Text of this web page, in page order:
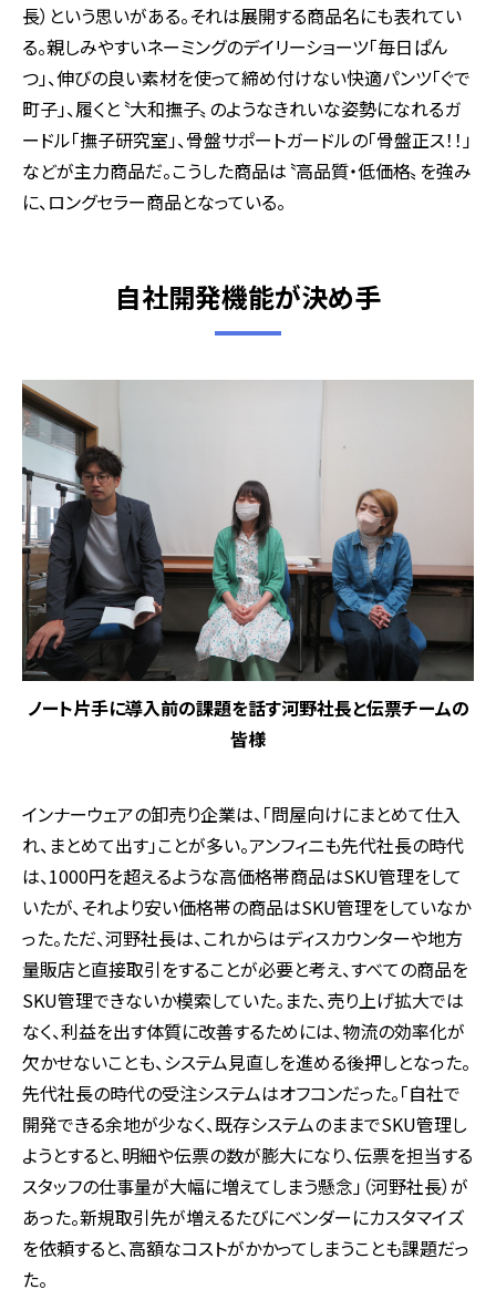
長）という思いがある。それは展開する商品名にも表れてい
る。親しみやすいネーミングのデイリーショーツ「毎日ぱん
つ」、伸びの良い素材を使って締め付けない快適パンツ「ぐで
町子」、履くと〝大和撫子〟のようなきれいな姿勢になれるガ
ードル「撫子研究室」、骨盤サポートガードルの「骨盤正ス！！」
などが主力商品だ。こうした商品は〝高品質・低価格〟を強み
に、ロングセラー商品となっている。
自社開発機能が決め手
ノート片手に導入前の課題を話す河野社長と伝票チームの
皆様
インナーウェアの卸売り企業は、「問屋向けにまとめて仕入
れ、まとめて出す」ことが多い。アンフィニも先代社長の時代
は、1000円を超えるような高価格帯商品はSKU管理をして
いたが、それより安い価格帯の商品はSKU管理をしていなか
った。ただ、河野社長は、これからはディスカウンターや地方
量販店と直接取引をすることが必要と考え、すべての商品を
SKU管理できないか模索していた。また、売り上げ拡大では
なく、利益を出す体質に改善するためには、物流の効率化が
欠かせないことも、システム見直しを進める後押しとなった。
先代社長の時代の受注システムはオフコンだった。「自社で
開発できる余地が少なく、既存システムのままでSKU管理し
ようとすると、明細や伝票の数が膨大になり、伝票を担当する
スタッフの仕事量が大幅に増えてしまう懸念」（河野社長）が
あった。新規取引先が増えるたびにベンダーにカスタマイズ
を依頼すると、高額なコストがかかってしまうことも課題だっ
た。